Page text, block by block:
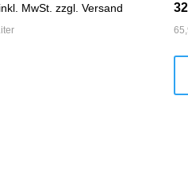
inkl. MwSt. zzgl. Versand